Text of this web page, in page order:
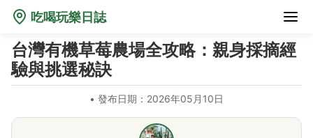
吃喝玩樂日誌
台灣有機草莓農場全攻略：親身採摘經
驗與挑選秘訣
• 發布日期：2026年05月10日